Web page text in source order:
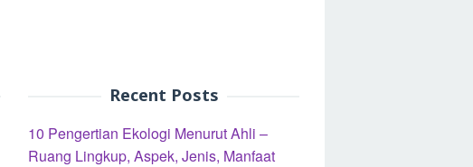
Recent Posts
10 Pengertian Ekologi Menurut Ahli –
Ruang Lingkup, Aspek, Jenis, Manfaat